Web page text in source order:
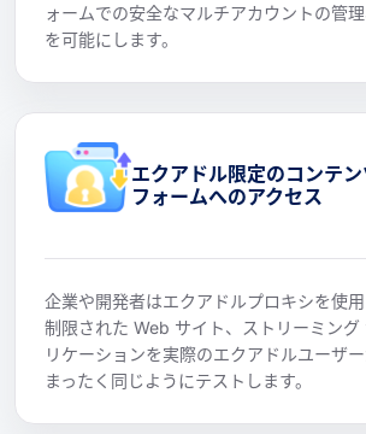
ォームでの安全なマルチアカウントの管
を可能にします。
エクアドル限定のコンテ
フォームへのアクセス
企業や開発者はエクアドルプロキシを使
制限された Web サイト、ストリーミング
リケーションを実際のエクアドルユーザ
まったく同じようにテストします。